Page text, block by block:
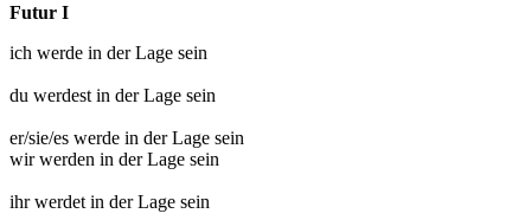
Futur I
ich werde in der Lage sein
du werdest in der Lage sein
er/sie/es werde in der Lage sein
wir werden in der Lage sein
ihr werdet in der Lage sein